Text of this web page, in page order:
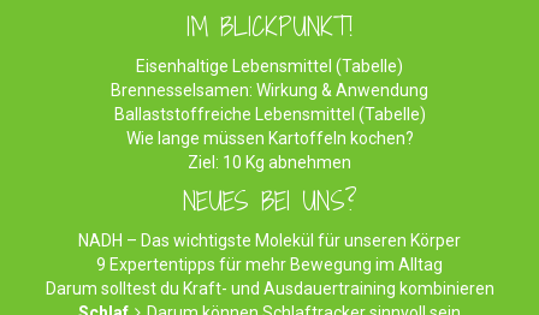
IM BLICKPUNKT!
Eisenhaltige Lebensmittel (Tabelle)
Brennesselsamen: Wirkung & Anwendung
Ballaststoffreiche Lebensmittel (Tabelle)
Wie lange müssen Kartoffeln kochen?
Ziel: 10 Kg abnehmen
NEUES BEI UNS?
NADH – Das wichtigste Molekül für unseren Körper
9 Expertentipps für mehr Bewegung im Alltag
Darum solltest du Kraft- und Ausdauertraining kombinieren